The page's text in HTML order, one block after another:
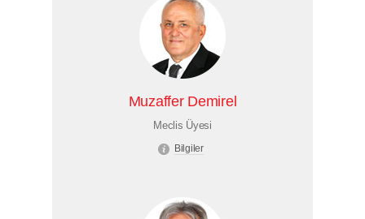
Muzaffer Demirel
Meclis Üyesi
Bilgiler